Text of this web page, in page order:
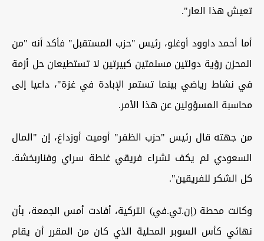
تعيش هذا العار".
أما أحمد داوود أوغلو، رئيس "حزب المستقبل" فأكد أنه "من
المحزن رؤية دولتين مسلمتين كبيرتين لا تستطيعان حل أزمة
في نشاط رياضي بينما تستمر الإبادة في غزة"، داعيا إلى
محاسبة المسؤولين عن هذا الأمر.
من جهته قال رئيس "حزب الظفر" أوميت أوزداغ، إن "المال
السعودي لم يكف لشراء فريقي غلطة سراي وفناربخشة.
كل الشكر للفريقين".
وكانت محطة (إن.تي.في) التركية، أفادت أمس الجمعة، بأن
نهائي كأس السوبر المحلية الذي كان من المقرر أن يقام